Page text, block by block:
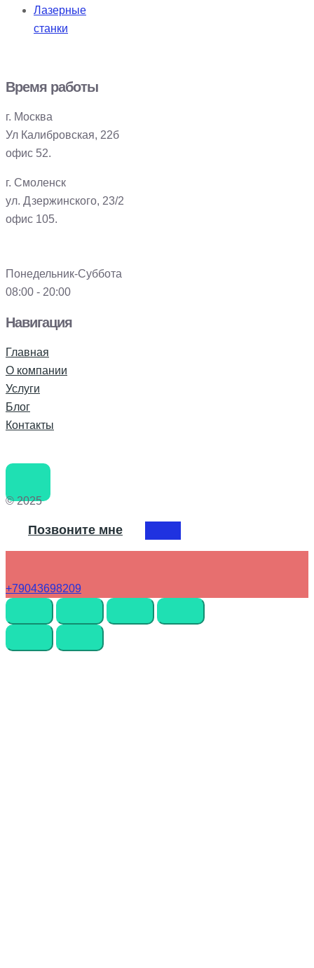
Лазерные
станки
Время работы
г. Москва
Ул Калибровская, 22б
офис 52.
г. Смоленск
ул. Дзержинского, 23/2
офис 105.
Понедельник-Суббота
08:00 - 20:00
Навигация
Главная
О компании
Услуги
Блог
Контакты
© 2025
Позвоните мне
+79043698209